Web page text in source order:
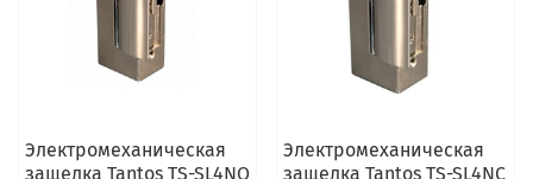
Электромеханическая
защелка Tantos TS-SL4NO
Электромеханическая
защелка Tantos TS-SL4NC